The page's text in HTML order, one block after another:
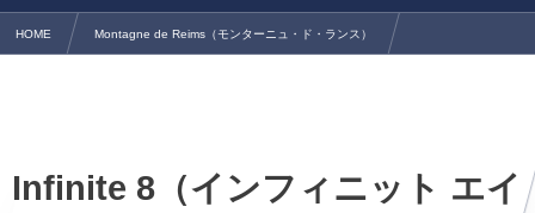
HOME Montagne de Reims（モンターニュ・ド・ランス）
Infinite 8（インフィニット エイ